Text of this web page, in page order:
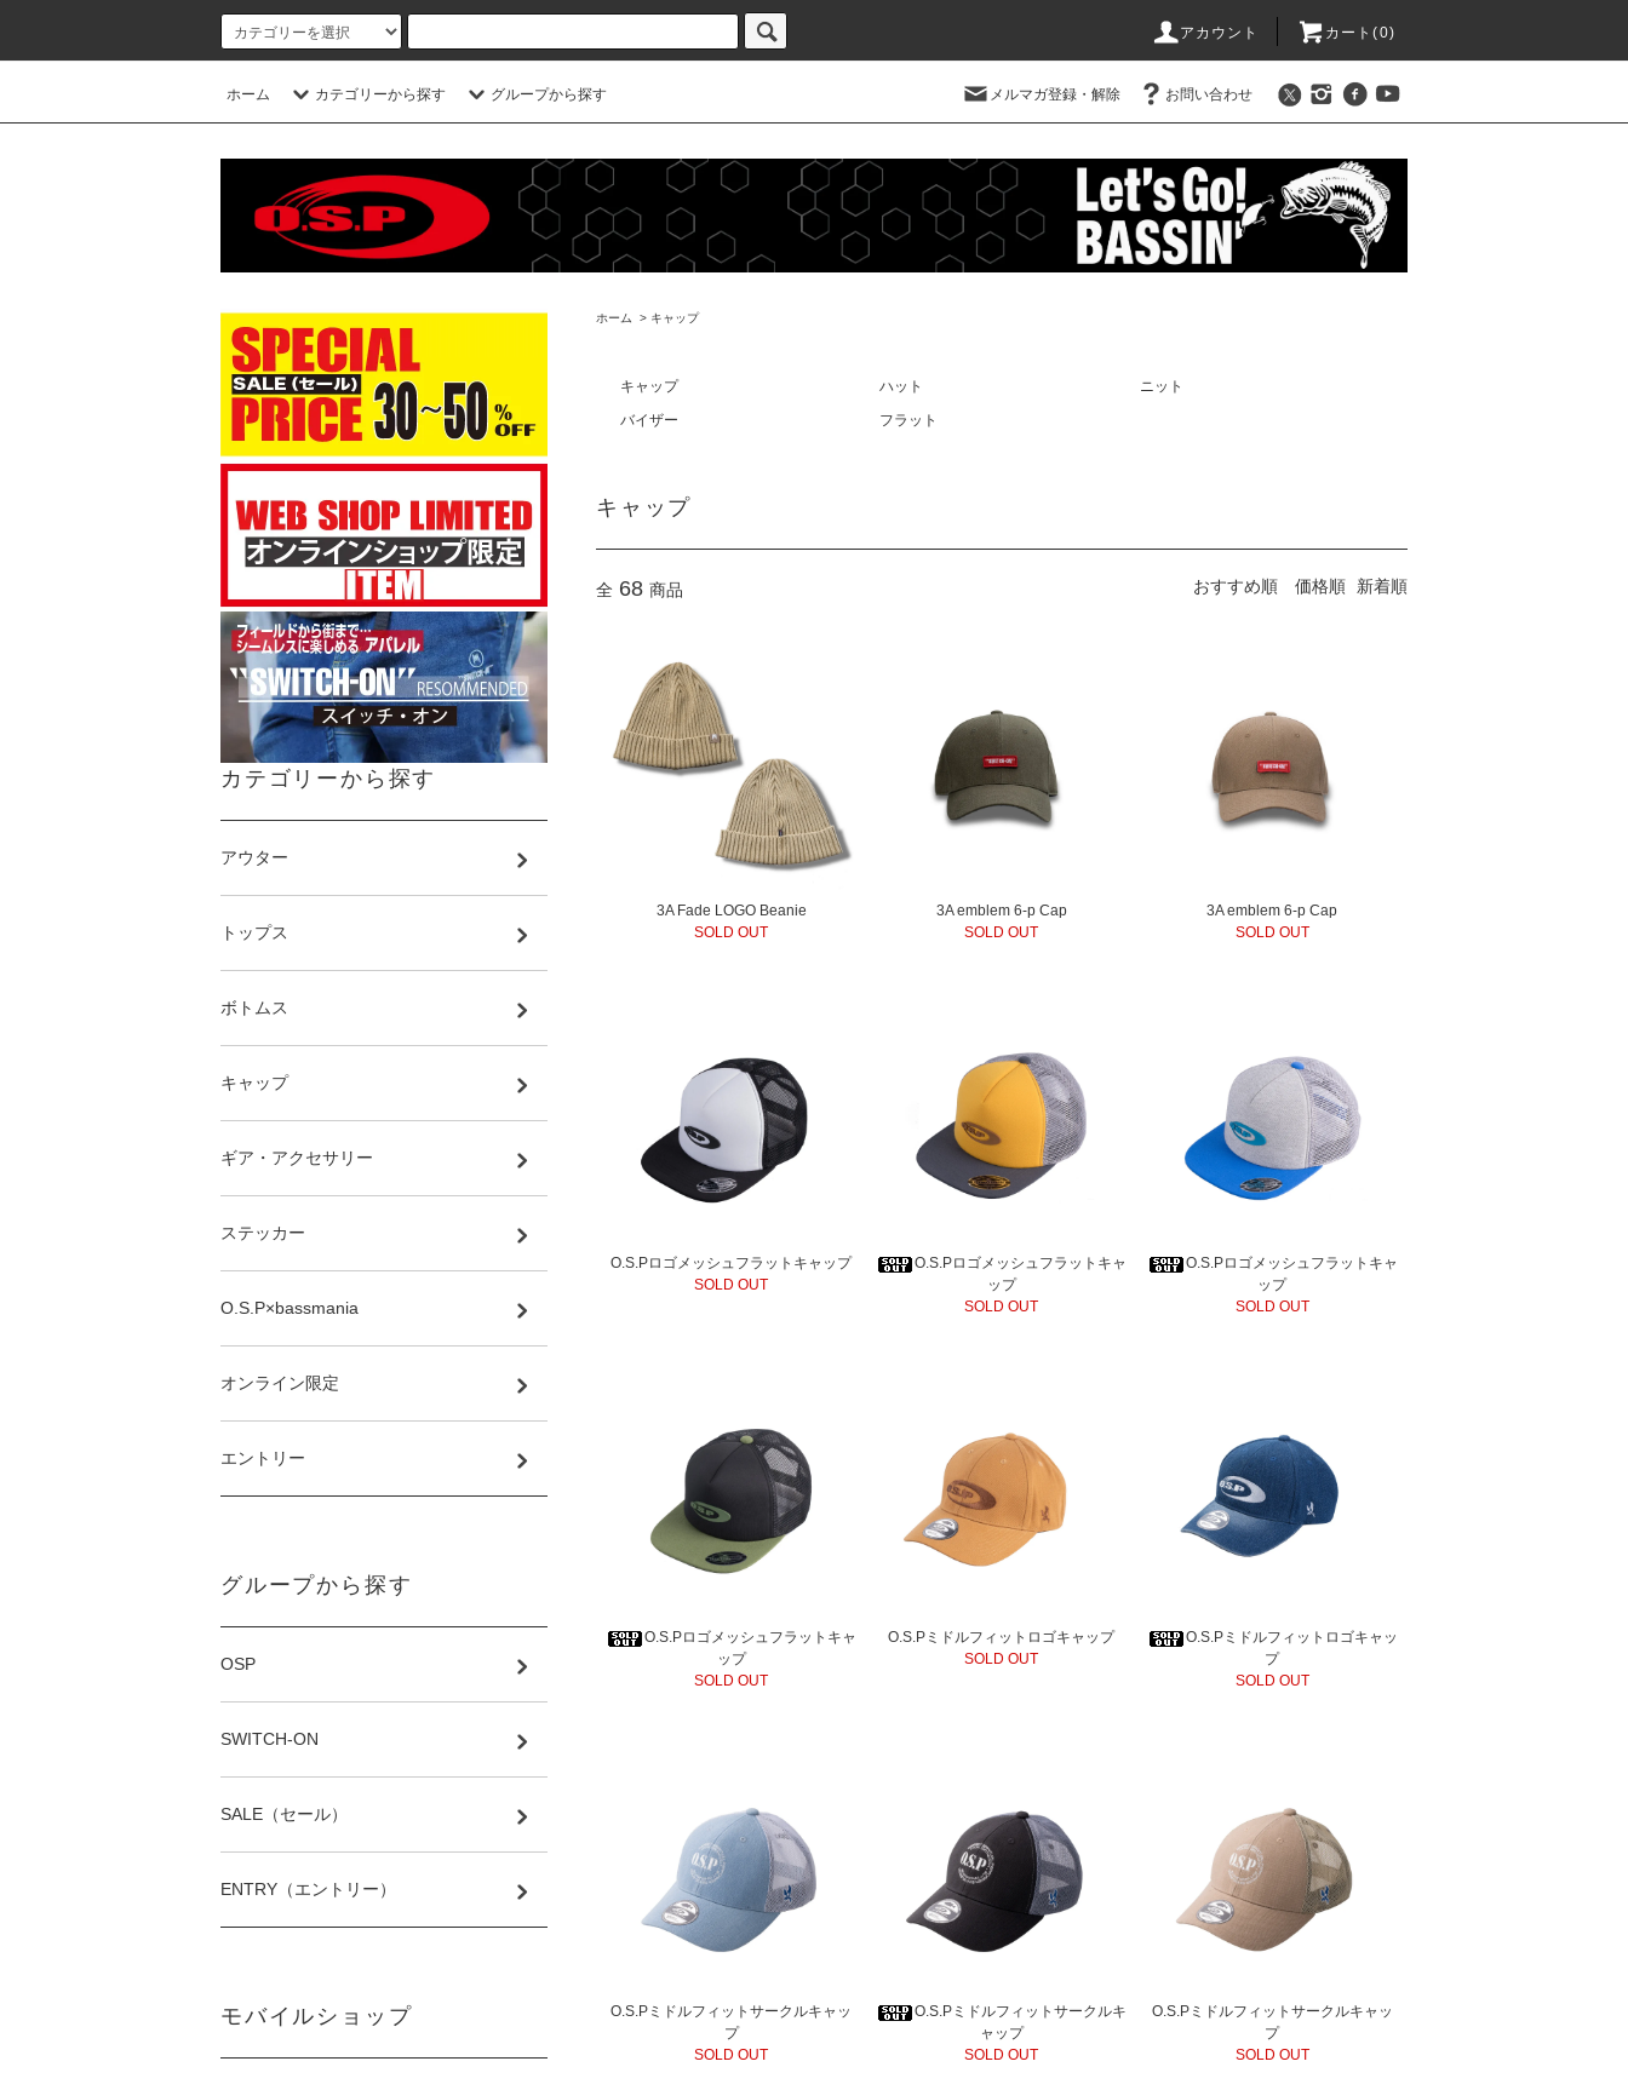
アカウント カート(0)
ホーム カテゴリーから探す グループから探す メルマガ登録・解除 お問い合わせ
ホーム > キャップ
キャップ ハット
ニット
バイザー
フラット
キャップ
全 68 商品 おすすめ順 価格順 新着順
3A Fade LOGO Beanie
SOLD OUT
3A emblem 6-p Cap
SOLD OUT
3A emblem 6-p Cap
SOLD OUT
O.S.Pロゴメッシュフラットキャップ
SOLD OUT
O.S.Pロゴメッシュフラットキャ
ップ
SOLD OUT
O.S.Pロゴメッシュフラットキャ
ップ
SOLD OUT
O.S.Pロゴメッシュフラットキャ
ップ
SOLD OUT
O.S.Pミドルフィットロゴキャップ
SOLD OUT
O.S.Pミドルフィットロゴキャッ
プ
SOLD OUT
O.S.Pミドルフィットサークルキャッ
プ
SOLD OUT
O.S.Pミドルフィットサークルキ
ャップ
SOLD OUT
O.S.Pミドルフィットサークルキャッ
プ
SOLD OUT
カテゴリーから探す
アウター
トップス
ボトムス
キャップ
ギア・アクセサリー
ステッカー
O.S.P×bassmania
オンライン限定
エントリー
グループから探す
OSP
SWITCH-ON
SALE（セール）
ENTRY（エントリー）
モバイルショップ